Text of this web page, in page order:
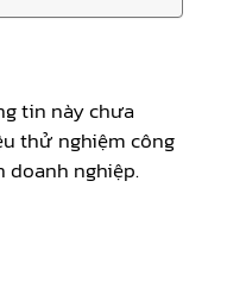
tin này chưa
thử nghiệm công
doanh nghiệp.